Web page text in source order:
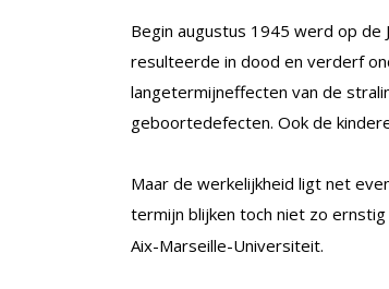
Begin augustus 1945 werd op de
resulteerde in dood en verderf
langetermijneffecten van de
geboortedefecten. Ook de
Maar de werkelijkheid ligt net
termijn blijken toch niet zo
Aix-Marseille-Universiteit.